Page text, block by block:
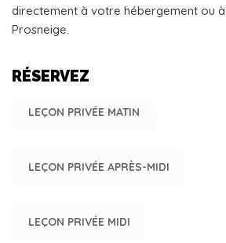
directement à votre hébergement ou à
Prosneige.
RÉSERVEZ
LEÇON PRIVÉE MATIN
LEÇON PRIVÉE APRÈS-MIDI
LEÇON PRIVÉE MIDI